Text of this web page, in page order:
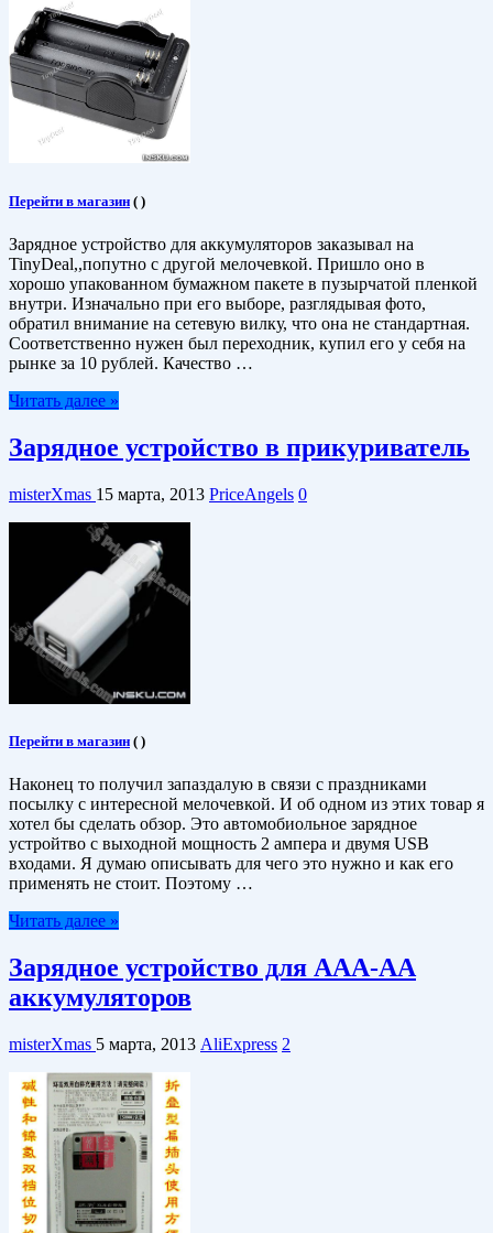
Перейти в магазин ( )
Зарядное устройство для аккумуляторов заказывал на
TinyDeal,,попутно с другой мелочевкой. Пришло оно в
хорошо упакованном бумажном пакете в пузырчатой пленкой
внутри. Изначально при его выборе, разглядывая фото,
обратил внимание на сетевую вилку, что она не стандартная.
Соответственно нужен был переходник, купил его у себя на
рынке за 10 рублей. Качество …
Читать далее »
Зарядное устройство в прикуриватель
misterXmas 15 марта, 2013 PriceAngels 0
Перейти в магазин ( )
Наконец то получил запаздалую в связи с праздниками
посылку с интересной мелочевкой. И об одном из этих товар я
хотел бы сделать обзор. Это автомобиольное зарядное
устройтво с выходной мощность 2 ампера и двумя USB
входами. Я думаю описывать для чего это нужно и как его
применять не стоит. Поэтому …
Читать далее »
Зарядное устройство для AAA-AA
аккумуляторов
misterXmas 5 марта, 2013 AliExpress 2